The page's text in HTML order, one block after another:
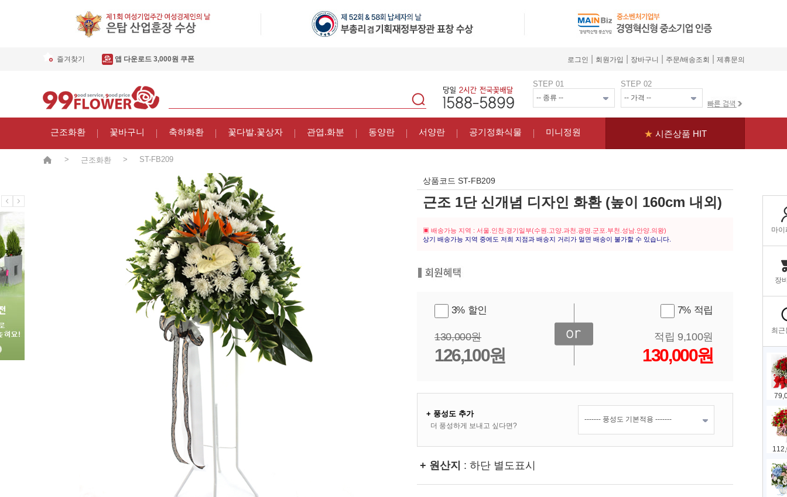
즐겨찾기 앱 다운로드 3,000원 쿠폰 로그인 회원가입 장바구니 주문/배송조회 제휴문의
STEP 01 STEP 02
근조화환 꽃바구니 축하화환 꽃다발.꽃상자 관엽.화분 동양란 서양란 공기정화식물 미니정원 ★ 시즌상품 HIT
> 근조화환 > ST-FB209
상품코드 ST-FB209
근조 1단 신개념 디자인 화환 (높이 160cm 내외)
▣ 배송가능 지역 : 서울.인천.경기일부(수원.고양.과천.광명.군포.부천.성남.안양.의왕)
상기 배송가능 지역 중에도 저희 지점과 배송지 거리가 멀면 배송이 불가할 수 있습니다.
3% 할인
130,000원
126,100원
7% 적립
적립 9,100원
130,000원
+ 풍성도 추가
더 풍성하게 보내고 싶다면?
+ 원산지 : 하단 별도표시